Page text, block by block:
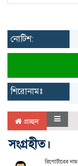
নোটিশ:
শিরোনামঃ
প্রচ্ছদ
সংগ্রহীত।
রিপোর্টারের নাম